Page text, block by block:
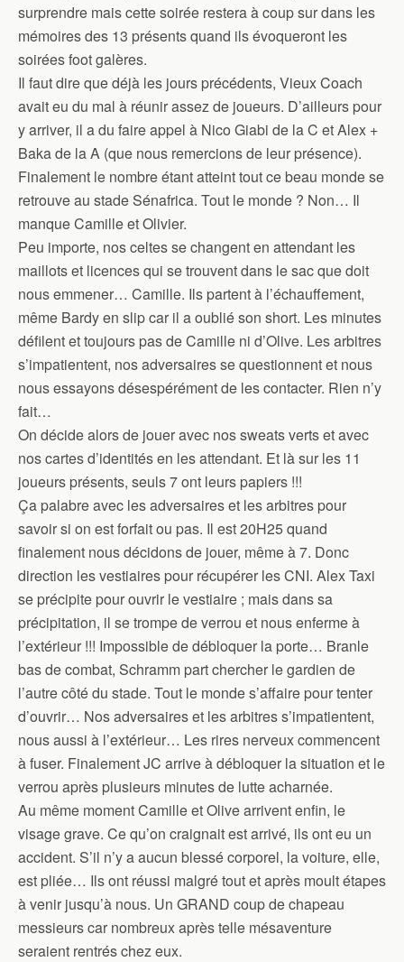
surprendre mais cette soirée restera à coup sur dans les
mémoires des 13 présents quand ils évoqueront les
soirées foot galères.
Il faut dire que déjà les jours précédents, Vieux Coach
avait eu du mal à réunir assez de joueurs. D’ailleurs pour
y arriver, il a du faire appel à Nico Giabi de la C et Alex +
Baka de la A (que nous remercions de leur présence).
Finalement le nombre étant atteint tout ce beau monde se
retrouve au stade Sénafrica. Tout le monde ? Non… Il
manque Camille et Olivier.
Peu importe, nos celtes se changent en attendant les
maillots et licences qui se trouvent dans le sac que doit
nous emmener… Camille. Ils partent à l’échauffement,
même Bardy en slip car il a oublié son short. Les minutes
défilent et toujours pas de Camille ni d’Olive. Les arbitres
s’impatientent, nos adversaires se questionnent et nous
nous essayons désespérément de les contacter. Rien n’y
fait…
On décide alors de jouer avec nos sweats verts et avec
nos cartes d’identités en les attendant. Et là sur les 11
joueurs présents, seuls 7 ont leurs papiers !!!
Ça palabre avec les adversaires et les arbitres pour
savoir si on est forfait ou pas. Il est 20H25 quand
finalement nous décidons de jouer, même à 7. Donc
direction les vestiaires pour récupérer les CNI. Alex Taxi
se précipite pour ouvrir le vestiaire ; mais dans sa
précipitation, il se trompe de verrou et nous enferme à
l’extérieur !!! Impossible de débloquer la porte… Branle
bas de combat, Schramm part chercher le gardien de
l’autre côté du stade. Tout le monde s’affaire pour tenter
d’ouvrir… Nos adversaires et les arbitres s’impatientent,
nous aussi à l’extérieur… Les rires nerveux commencent
à fuser. Finalement JC arrive à débloquer la situation et le
verrou après plusieurs minutes de lutte acharnée.
Au même moment Camille et Olive arrivent enfin, le
visage grave. Ce qu’on craignait est arrivé, ils ont eu un
accident. S’il n’y a aucun blessé corporel, la voiture, elle,
est pliée… Ils ont réussi malgré tout et après moult étapes
à venir jusqu’à nous. Un GRAND coup de chapeau
messieurs car nombreux après telle mésaventure
seraient rentrés chez eux.